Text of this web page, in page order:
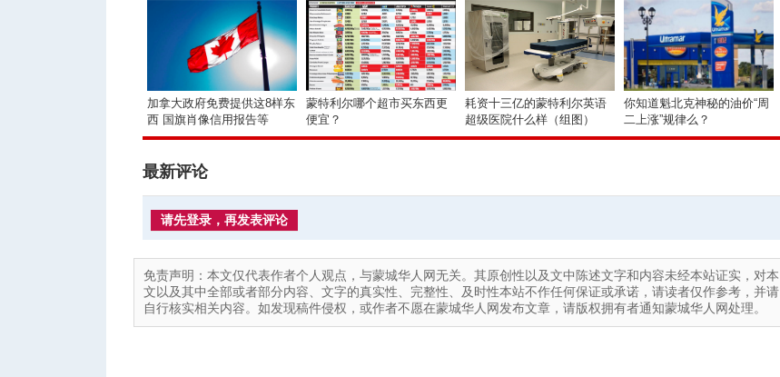
加拿大政府免费提供这8样东
西 国旗肖像信用报告等
蒙特利尔哪个超市买东西更
便宜？
耗资十三亿的蒙特利尔英语
超级医院什么样（组图）
你知道魁北克神秘的油价“周
二上涨”规律么？
最新评论
请先登录，再发表评论
免责声明：本文仅代表作者个人观点，与蒙城华人网无关。其原创性以及文中陈述文字和内容未经本站证实，对本
文以及其中全部或者部分内容、文字的真实性、完整性、及时性本站不作任何保证或承诺，请读者仅作参考，并请
自行核实相关内容。如发现稿件侵权，或作者不愿在蒙城华人网发布文章，请版权拥有者通知蒙城华人网处理。